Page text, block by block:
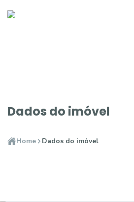
Dados do imóvel
Home Dados do imóvel